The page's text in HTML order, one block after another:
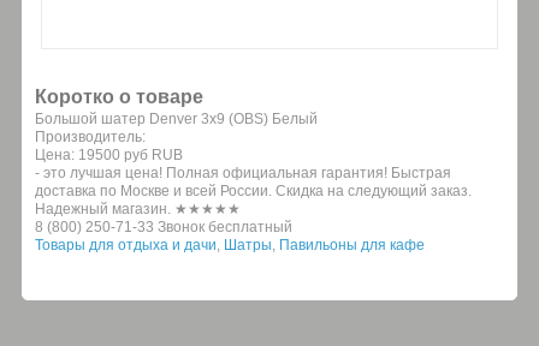
Коротко о товаре
Большой шатер Denver 3х9 (OBS) Белый
Производитель:
Цена: 19500 руб RUB
- это лучшая цена! Полная официальная гарантия! Быстрая
доставка по Москве и всей России. Скидка на следующий заказ.
Надежный магазин. ★★★★★
8 (800) 250-71-33 Звонок бесплатный
Товары для отдыха и дачи Шатры Павильоны для кафе